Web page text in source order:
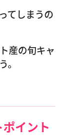
てしまうの
産の旬キャ
イント